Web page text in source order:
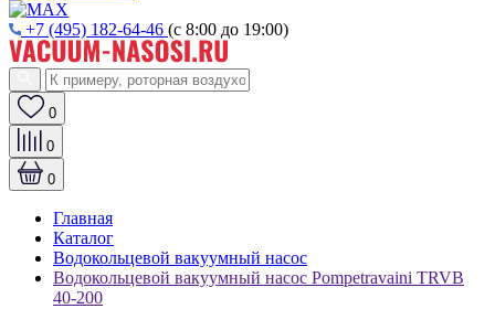
+7 (495) 182-64-46 (с 8:00 до 19:00)
0
0
0
Главная
Каталог
Водокольцевой вакуумный насос
Водокольцевой вакуумный насос Pompetravaini TRVB
40-200